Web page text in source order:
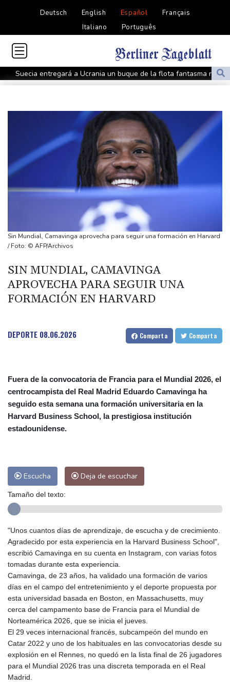
Deutsch English Español
Français
Italiano
Português
Suecia entregará a Ucrania un buque de la flota fantasma rusa
Tres claves de por qué Nicaragua llega al extremo de anular las
Los eclipses, una oportunidad para desentrañar los enigmas del
Pakistán restringe la cobertura de los medios extranjeros fuera
de sus principales ciudades
Las injerencias rusas se multiplican antes de las elecciones
presidenciales en Francia
Alemania detiene a un ucraniano acusado de espiar a un
fabricante de armas
Corea del Sur acusa a Pyongyang de haber disparado un
"proyectil no identificado"
hacerse australianas
El beneficio neto de Nintendo se disparó más del 50% en el
primer trimestre
cuenta con "cantidades masivas"
Sin Mundial, Camavinga aprovecha para seguir una formación en Harvard
/ Foto: © AFP/Archivos
SIN MUNDIAL, CAMAVINGA
APROVECHA PARA SEGUIR UNA
FORMACIÓN EN HARVARD
DEPORTE 08.06.2026 Comparta Comparta
Fuera de la convocatoria de Francia para el Mundial 2026, el
centrocampista del Real Madrid Eduardo Camavinga ha
seguido esta semana una formación universitaria en la
Harvard Business School, la prestigiosa institución
estadounidense.
Escucha Deja de escuchar
Tamaño del texto:
"Unos cuantos días de aprendizaje, de escucha y de crecimiento.
Agradecido por esta experiencia en la Harvard Business School",
escribió Camavinga en su cuenta en Instagram, con varias fotos
tomadas durante esta experiencia.
Camavinga, de 23 años, ha validado una formación de varios
días en el campo del entretenimiento y el deporte propuesta por
esta universidad basada en Boston, en Massachusetts, muy
cerca del campamento base de Francia para el Mundial de
Norteamérica 2026, que se inicia el jueves.
El 29 veces internacional francés, subcampeón del mundo en
Catar 2022 y uno de los habituales en las convocatorias desde su
explosión en el Rennes, no quedó en la lista final de 26 jugadores
para el Mundial 2026 tras una discreta temporada en el Real
Madrid.